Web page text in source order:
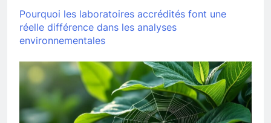
Pourquoi les laboratoires accrédités font une
réelle différence dans les analyses
environnementales